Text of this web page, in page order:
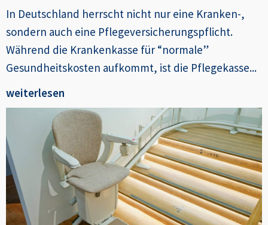
In Deutschland herrscht nicht nur eine Kranken-,
sondern auch eine Pflegeversicherungspflicht.
Während die Krankenkasse für “normale”
Gesundheitskosten aufkommt, ist die Pflegekasse...
weiterlesen